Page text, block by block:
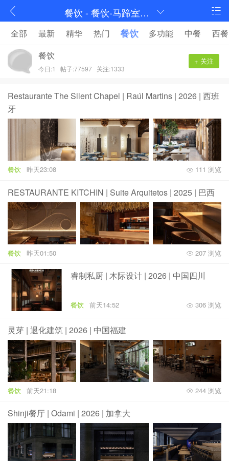
餐饮 - 餐饮-马蹄室内设计论坛-序赞网
全部 最新 精华 热门 餐饮 多功能 中餐
西餐
餐饮
今日:1 帖子:77597 关注:1333
+ 关注
Restaurante The Silent Chapel | Raúl Martins | 2026 | 西班
牙
餐饮 昨天23:08 111 浏览
RESTAURANTE KITCHIN | Suite Arquitetos | 2025 | 巴西
餐饮 昨天01:50 207 浏览
睿制私厨 | 木际设计 | 2026 | 中国四川
餐饮 前天14:52 306 浏览
灵芽 | 退化建筑 | 2026 | 中国福建
餐饮 前天21:18 244 浏览
Shinji餐厅 | Odami | 2026 | 加拿大